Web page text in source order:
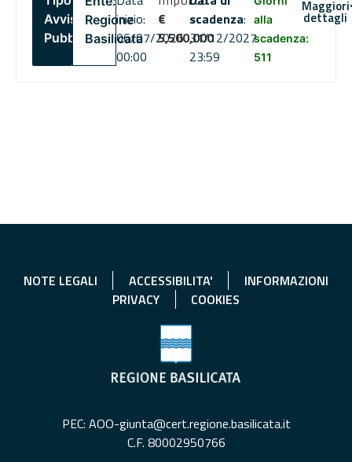
Avviso
Pubblico
Regione
Basilicata
inizio:
06/07/2026
00:00
€
5,500,000
scadenza:
31/12/2027
23:59
alla
scadenza:
511
Maggiori
dettagli
NOTE LEGALI ACCESSIBILITA'
INFORMAZIONI
PRIVACY
COOKIES
PEC: AOO-giunta@cert.regione.basilicata.it
C.F. 80002950766